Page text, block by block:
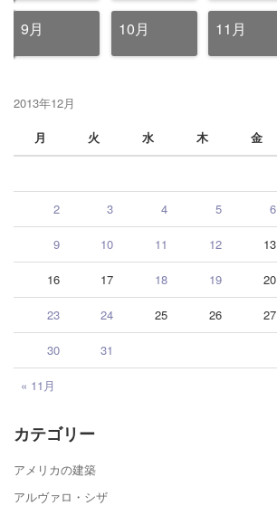
9月 10月 11月
2013年12月
月
火 水 木 金
« 11月
2 3 4 5 6
9 10 11 12 13
16 17 18 19 20
23 24 25 26 27
30 31
カテゴリー
アメリカの建築
アルヴァロ・シザ